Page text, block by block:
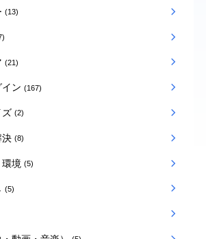
(13)
(21)
ン (167)
ズ (2)
決 (8)
境 (5)
(5)